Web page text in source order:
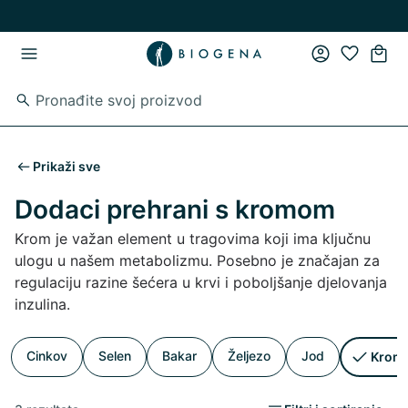
Prikaži sve
Dodaci prehrani s kromom
Krom je važan element u tragovima koji ima ključnu
ulogu u našem metabolizmu. Posebno je značajan za
regulaciju razine šećera u krvi i poboljšanje djelovanja
inzulina.
Cinkov Selen Bakar Željezo Jod Krom